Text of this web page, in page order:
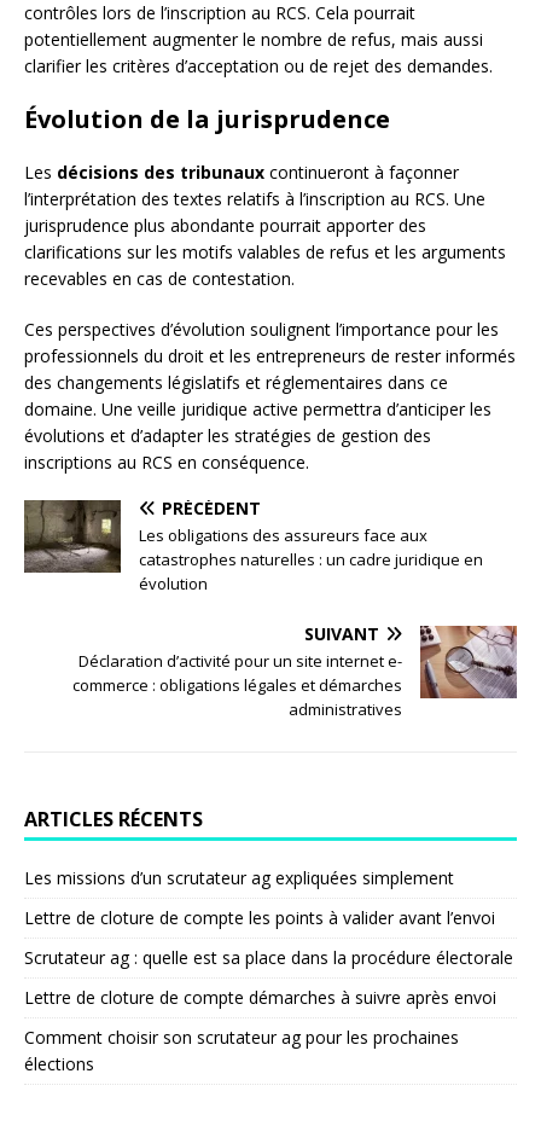
contrôles lors de l’inscription au RCS. Cela pourrait
potentiellement augmenter le nombre de refus, mais aussi
clarifier les critères d’acceptation ou de rejet des demandes.
Évolution de la jurisprudence
Les décisions des tribunaux continueront à façonner
l’interprétation des textes relatifs à l’inscription au RCS. Une
jurisprudence plus abondante pourrait apporter des
clarifications sur les motifs valables de refus et les arguments
recevables en cas de contestation.
Ces perspectives d’évolution soulignent l’importance pour les
professionnels du droit et les entrepreneurs de rester informés
des changements législatifs et réglementaires dans ce
domaine. Une veille juridique active permettra d’anticiper les
évolutions et d’adapter les stratégies de gestion des
inscriptions au RCS en conséquence.
PRÉCÉDENT
Les obligations des assureurs face aux
catastrophes naturelles : un cadre juridique en
évolution
SUIVANT
Déclaration d’activité pour un site internet e-
commerce : obligations légales et démarches
administratives
ARTICLES RÉCENTS
Les missions d’un scrutateur ag expliquées simplement
Lettre de cloture de compte les points à valider avant l’envoi
Scrutateur ag : quelle est sa place dans la procédure électorale
Lettre de cloture de compte démarches à suivre après envoi
Comment choisir son scrutateur ag pour les prochaines
élections